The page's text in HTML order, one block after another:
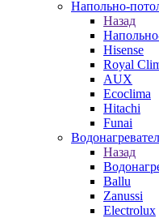
Напольно-
Назад
Hisense
Royal
AUX
Ecoclima
Hitachi
Funai
Назад
Ballu
Zanussi
Electrolux